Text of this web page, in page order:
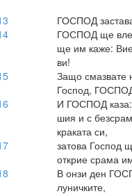
ГОСПОД
ГОСПОД ще
ще им каже:
ви!
Защо смазвате
Господ,
И ГОСПОД каза:
шия и с
краката си,
затова Господ
открие срама
В онзи ден
луничките,